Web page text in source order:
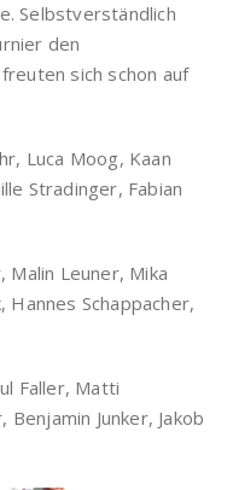
Selbstverständlich
den
sich schon auf
Luca Moog, Kaan
Stradinger, Fabian
Malin Leuner, Mika
Schappacher,
Faller, Matti
Junker, Jakob